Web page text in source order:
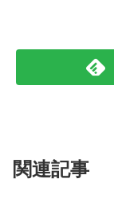
関連記事